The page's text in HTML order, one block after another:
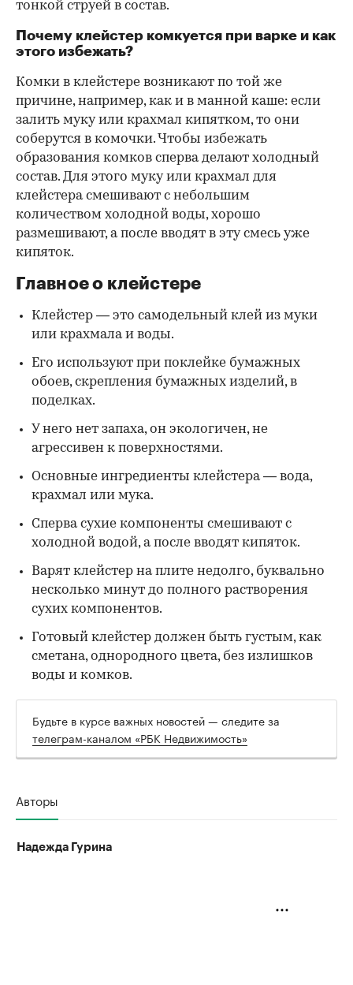
тонкой струей в состав.
Почему клейстер комкуется при варке и как
этого избежать?
Комки в клейстере возникают по той же
причине, например, как и в манной каше: если
залить муку или крахмал кипятком, то они
соберутся в комочки. Чтобы избежать
образования комков сперва делают холодный
состав. Для этого муку или крахмал для
клейстера смешивают с небольшим
количеством холодной воды, хорошо
размешивают, а после вводят в эту смесь уже
кипяток.
Главное о клейстере
Клейстер — это самодельный клей из муки
или крахмала и воды.
Его используют при поклейке бумажных
обоев, скрепления бумажных изделий, в
поделках.
У него нет запаха, он экологичен, не
агрессивен к поверхностями.
Основные ингредиенты клейстера — вода,
крахмал или мука.
Сперва сухие компоненты смешивают с
холодной водой, а после вводят кипяток.
Варят клейстер на плите недолго, буквально
несколько минут до полного растворения
сухих компонентов.
Готовый клейстер должен быть густым, как
сметана, однородного цвета, без излишков
воды и комков.
Будьте в курсе важных новостей — следите за
телеграм-каналом «РБК Недвижимость»
Авторы
Надежда Гурина